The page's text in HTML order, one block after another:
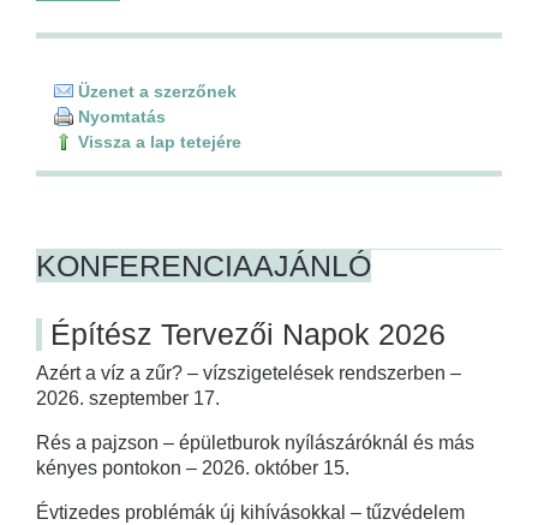
Üzenet a szerzőnek
Nyomtatás
Vissza a lap tetejére
KONFERENCIAAJÁNLÓ
Építész Tervezői Napok 2026
Azért a víz a zűr? – vízszigetelések rendszerben –
2026. szeptember 17.
Rés a pajzson – épületburok nyílászáróknál és más
kényes pontokon – 2026. október 15.
Évtizedes problémák új kihívásokkal – tűzvédelem